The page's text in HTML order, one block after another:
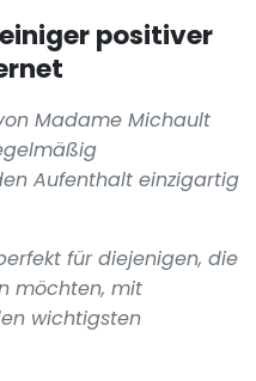
positiver
Madame Michault
Aufenthalt einzigartig
für diejenigen, die
möchten, mit
wichtigsten